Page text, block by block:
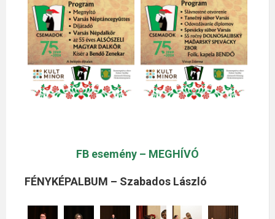
FB esemény – MEGHÍVÓ
FÉNYKÉPALBUM – Szabados László